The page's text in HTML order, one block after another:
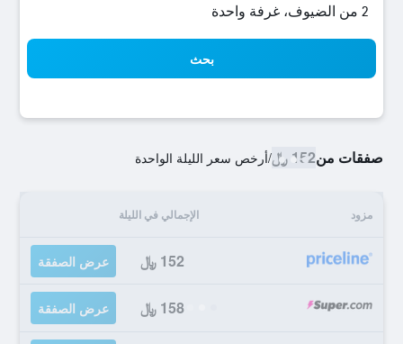
2 من الضيوف، غرفة واحدة
بحث
صفقات من152 ﷼ /أرخص سعر الليلة الواحدة
مزود الإجمالي في الليلة
152 ﷼ عرض الصفقة
158 ﷼ عرض الصفقة